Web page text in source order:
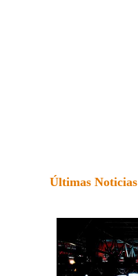
Últimas Noticias